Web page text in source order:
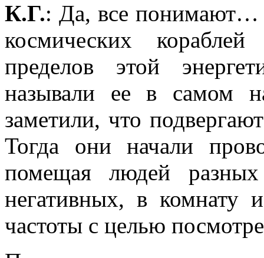
К.Г.: Да, все
космических
пределов этой
называли ее в самом
заметили, что
Тогда они начали
помещая людей
негативных, в комнату
частоты с целью